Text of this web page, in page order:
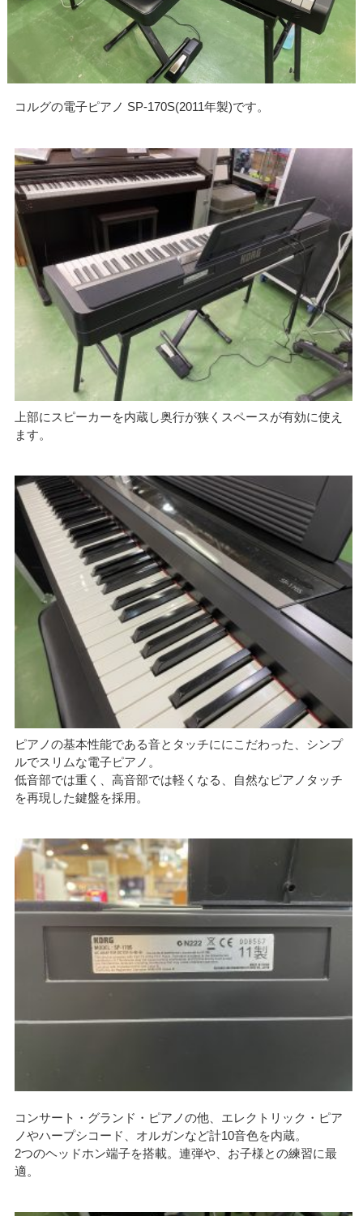
コルグの電子ピアノ SP-170S(2011年製)です。
上部にスピーカーを内蔵し奥行が狭くスペースが有効に使え
ます。
ピアノの基本性能である音とタッチににこだわった、シンプ
ルでスリムな電子ピアノ。
低音部では重く、高音部では軽くなる、自然なピアノタッチ
を再現した鍵盤を採用。
コンサート・グランド・ピアノの他、エレクトリック・ピア
ノやハープシコード、オルガンなど計10音色を内蔵。
2つのヘッドホン端子を搭載。連弾や、お子様との練習に最
適。